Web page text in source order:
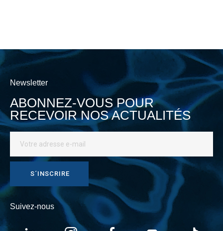
Newsletter
ABONNEZ-VOUS POUR
RECEVOIR NOS ACTUALITÉS
S´INSCRIRE
Suivez-nous